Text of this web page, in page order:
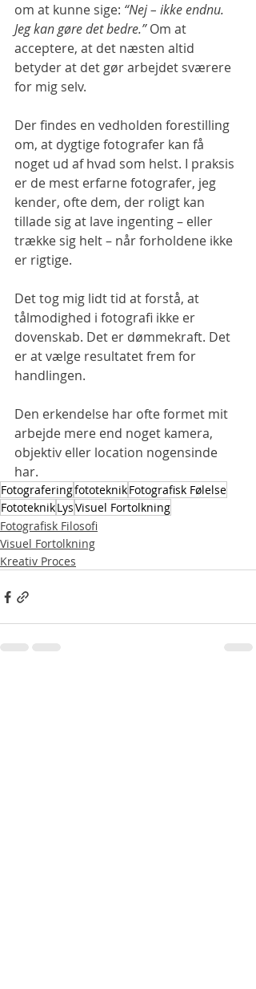
om at kunne sige: “Nej – ikke endnu.
Jeg kan gøre det bedre.” Om at
acceptere, at det næsten altid
betyder at det gør arbejdet sværere
for mig selv.
Der findes en vedholden forestilling
om, at dygtige fotografer kan få
noget ud af hvad som helst. I praksis
er de mest erfarne fotografer, jeg
kender, ofte dem, der roligt kan
tillade sig at lave ingenting – eller
trække sig helt – når forholdene ikke
er rigtige.
Det tog mig lidt tid at forstå, at
tålmodighed i fotografi ikke er
dovenskab. Det er dømmekraft. Det
er at vælge resultatet frem for
handlingen.
Den erkendelse har ofte formet mit
arbejde mere end noget kamera,
objektiv eller location nogensinde
har.
FotograferingfototeknikFotografisk Følelse
FototeknikLysVisuel Fortolkning
Fotografisk Filosofi
Visuel Fortolkning
Kreativ Proces